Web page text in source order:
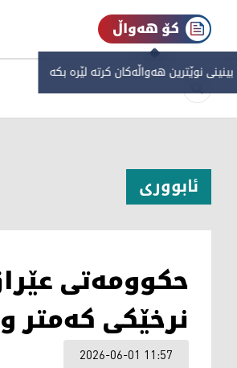
کۆ هەواڵ
نوێترین هەواڵەکان کرتە لێرە بکە
ئابووری
حکوومەتی
نرخێکی کەمتر
2026-06-01 11:57